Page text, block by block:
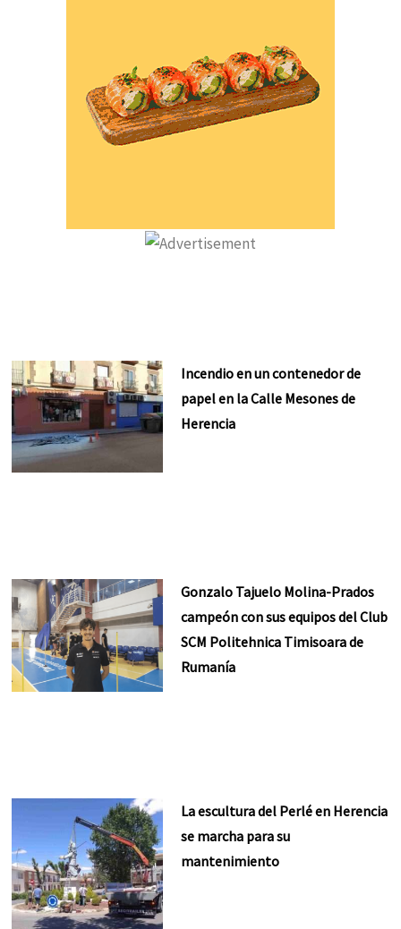
Incendio en un contenedor de
papel en la Calle Mesones de
Herencia
Gonzalo Tajuelo Molina-Prados
campeón con sus equipos del Club
SCM Politehnica Timisoara de
Rumanía
La escultura del Perlé en Herencia
se marcha para su
mantenimiento